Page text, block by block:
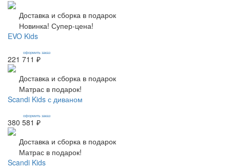
Доставка и сборка в подарок
Новинка! Супер-цена!
EVO Kids
оформить заказ
221 711 ₽
Доставка и сборка в подарок
Матрас в подарок!
Scandi Kids с диваном
оформить заказ
380 581 ₽
Доставка и сборка в подарок
Матрас в подарок!
Scandi Kids